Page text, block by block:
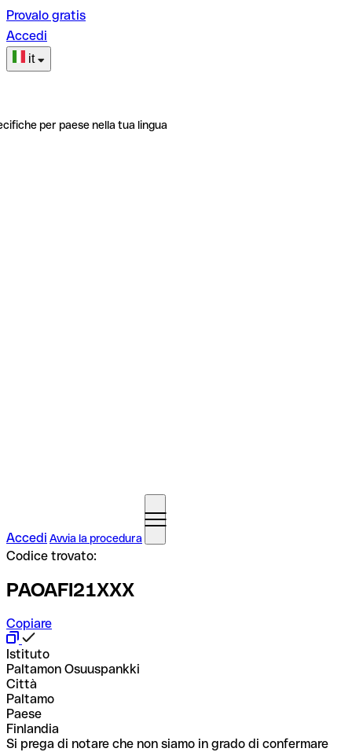
Provalo gratis
Accedi
it
per paese nella tua lingua
Accedi Avvia la procedura
Codice trovato:
PAOAFI21XXX
Copiare
Istituto
Paltamon Osuuspankki
Città
Paltamo
Paese
Finlandia
Si prega di notare che non siamo in grado di confermare